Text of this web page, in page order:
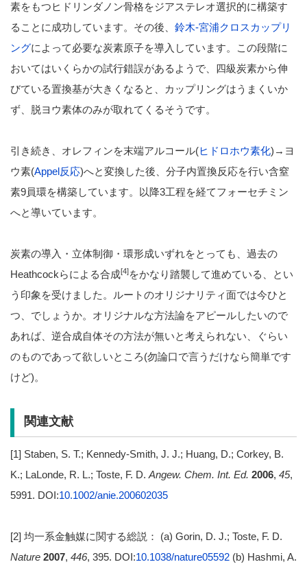
素をもつヒドリンダノン骨格をジアステレオ選択的に構築す
ることに成功しています。その後、 鈴木-宮浦クロスカップリ
ングによって必要な炭素原子を導入しています。この段階に
おいてはいくらかの試行錯誤があるようで、四級炭素から伸
びている置換基が大きくなると、カップリングはうまくいか
ず、脱ヨウ素体のみが取れてくるそうです。
引き続き、オレフィンを末端アルコール(ヒドロホウ素化)→ヨ
ウ素(Appel反応)へと変換した後、分子内置換反応を行い含窒
素9員環を構築しています。以降3工程を経てフォーセチミン
へと導いています。
炭素の導入・立体制御・環形成いずれをとっても、過去の
Heathcockらによる合成[4] をかなり踏襲して進めている、とい
う印象を受けました。ルートのオリジナリティ面では今ひと
つ、でしょうか。オリジナルな方法論をアピールしたいので
あれば、逆合成自体その方法が無いと考えられない、ぐらい
のものであって欲しいところ(勿論口で言うだけなら簡単です
けど)。
関連文献
[1] Staben, S. T.; Kennedy-Smith, J. J.; Huang, D.; Corkey, B.
K.; LaLonde, R. L.; Toste, F. D. Angew. Chem. Int. Ed. 2006, 45,
5991. DOI:10.1002/anie.200602035
[2] 均一系金触媒に関する総説： (a) Gorin, D. J.; Toste, F. D.
Nature 2007, 446, 395. DOI:10.1038/nature05592 (b) Hashmi, A.